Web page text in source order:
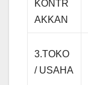
KONTR
AKKAN
3.TOKO
/ USAHA